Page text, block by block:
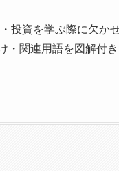
投資を学ぶ際に欠か
関連用語を図解付き